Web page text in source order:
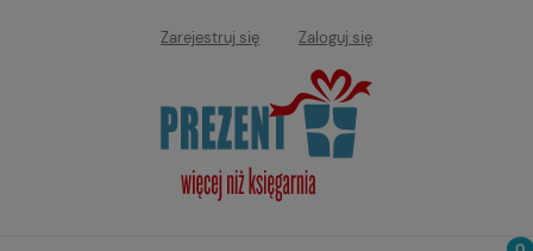
Zarejestruj się Zaloguj się